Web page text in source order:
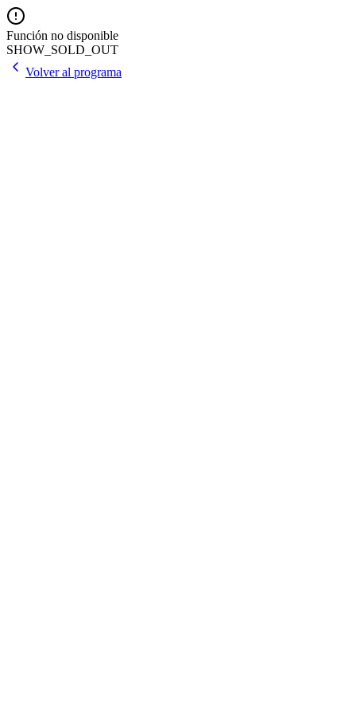
Función no disponible
SHOW_SOLD_OUT
Volver al programa